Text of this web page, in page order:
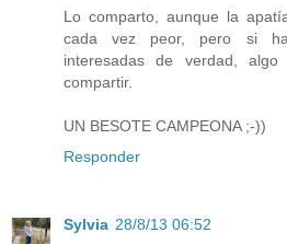
Lo comparto, aunque la
cada vez peor, pero si
interesadas de verdad,
compartir.
UN BESOTE CAMPEONA ;-))
Responder
Sylvia 28/8/13 06:52